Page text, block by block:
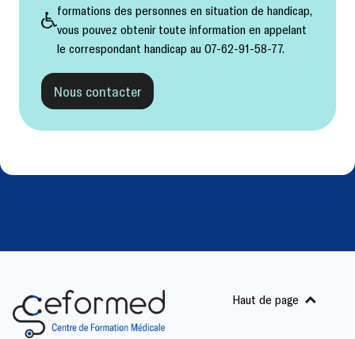
formations des personnes en situation de handicap,
vous pouvez obtenir toute information en appelant
le correspondant handicap au 07-62-91-58-77.
Nous contacter
Haut de page